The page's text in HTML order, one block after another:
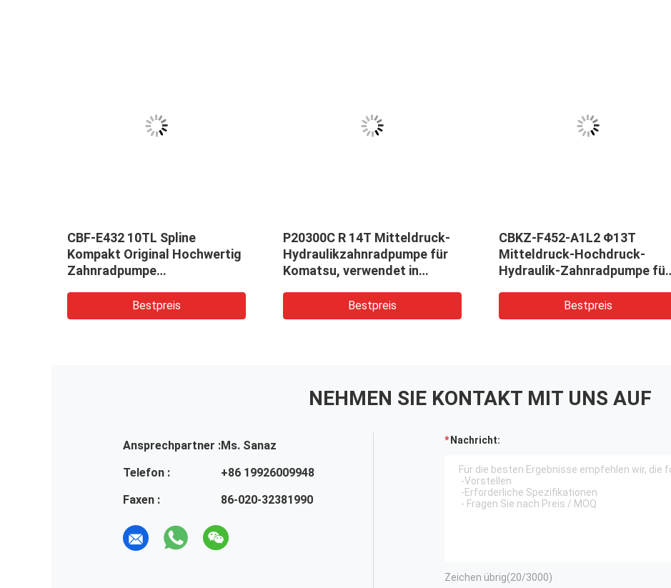
CBF-E432 10TL Spline
Kompakt Original Hochwertig
Zahnradpumpe
und FahrzeugeBestpreis
P20300C R 14T Mitteldruck-
Hydraulikzahnradpumpe für
Komatsu, verwendet in
Bohrgeräten, Kränen
Bestpreis
CBKZ-F452-A1L2 Φ13T
Mitteldruck-Hochdruck-
Hydraulik-Zahnradpumpe für
Bestpreis
NEHMEN SIE KONTAKT MIT UNS AUF
Ansprechpartner :Ms. Sanaz
Telefon :
+86 19926009948
Faxen :
86-020-32381990
Nachricht:
Zeichen übrig(20/3000)